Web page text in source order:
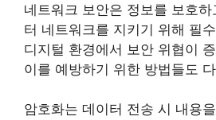
네트워크 보안은 정보를 보호
터 네트워크를 지키기 위해 필
디지털 환경에서 보안 위협이
이를 예방하기 위한 방법들도
암호화는 데이터 전송 시 내용